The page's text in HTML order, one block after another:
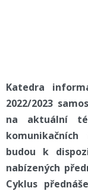
Katedra
2022/2023
na aktuální
budou k
nabízených
Cyklus